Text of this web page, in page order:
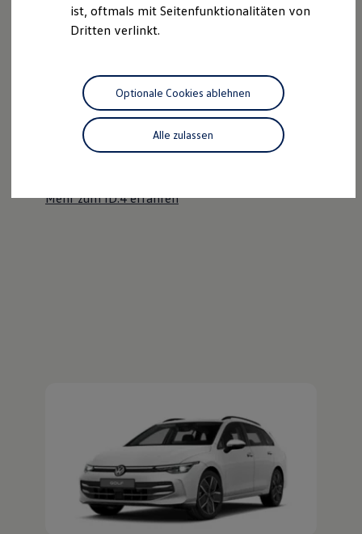
Software Updates
Service und Ersatzteile
Motorenöl und Flüssigkeiten
Räder und Reifen
Pannen- und Unfallhilfe
Economy Service
Volkswagen Teile
Zubehör
Entertainment und Elektronik
Live Beratung
Transport
Familie
Elektromobilität
Volkswagen R
Pannen- und Unfallhilfe
Der ID.4
Kraftvoll wie ein SUV, nachhaltig wie ein ID.
Mehr zum ID.4 erfahren
ist, oftmals mit Seitenfunktionalitäten von
Dritten verlinkt.
Alle zulassen
Optionale Cookies ablehnen